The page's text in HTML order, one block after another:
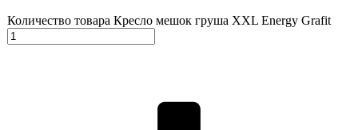
Количество товара Кресло мешок груша XXL Energy Grafit